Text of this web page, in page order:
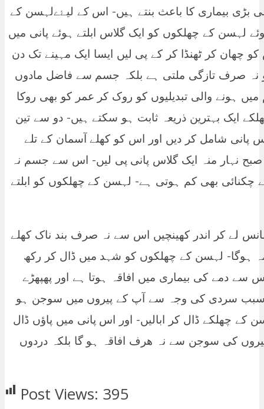
بیماری کا باعث بنتے ہیں- اس کے لیۓےلہسن کے
لہسن کے چھلکوں کو ایک گلاس ابلتے ہوئے پانی میں
کر ٹھنڈا کر کے پی لیں ایسا ایک مہینے تک دن
نہ صرف تازگی ملتی ہے بلکہ جسم سے فاضل مادوں
ہونے والی تبدیلیوں کو روک کر عمر کو بھی روکا
ایک بہترین ذریعہ ثابت ہو سکتے ہیں- دو سے تین
پانی شامل کر دیں اور اس کو کھلے آسمان کے تلے
نہار منہ ایک گلاس پانی پی لیں- اس سے جسم نہ
بھی کم ہوتی ہے- لہسن کے چھلکوں کو ابلتے
لے کر اندر کھینچیں اس سے نہ صرف بند ناک کھلے
ہوگا- لہسن کے چھلکوں کو شہد میں ڈال کر رکھ
دمے کی بیماری میں افاقہ ہوتا ہے اور پھپھڑے
سبب سردی کی وجہ سے آپ کے پیروں میں سوجن ہو
چھلکے ڈال کر ابالیں- اور اس پانی میں پاؤں ڈال
کی سوجن سے نہ ھرف افاقہ ہو گا بلکہ دردوں
Post Views: 395